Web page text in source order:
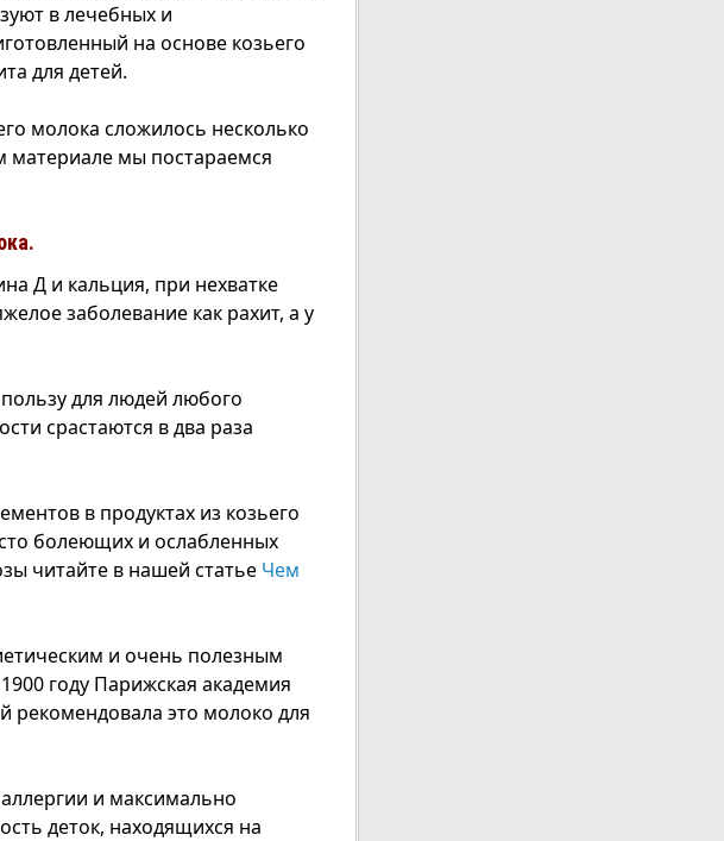
в лечебных и
на основе козьего
для детей.
молока сложилось несколько
материале мы постараемся
Д и кальция, при нехватке
заболевание как рахит, а у
для людей любого
срастаются в два раза
в продуктах из козьего
болеющих и ослабленных
читайте в нашей статье Чем
и очень полезным
году Парижская академия
рекомендовала это молоко для
и максимально
деток, находящихся на